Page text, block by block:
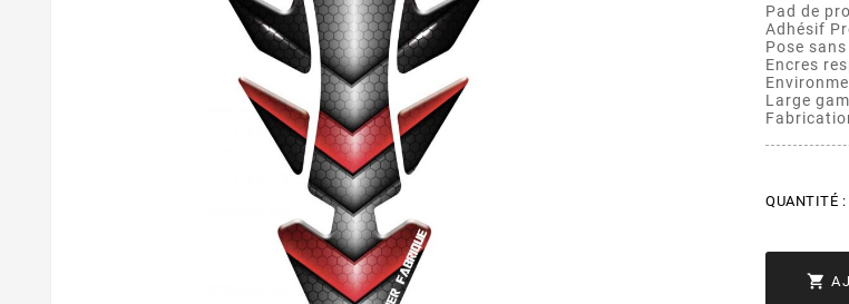
Pad de
Adhésif
Pose
Encres
Large
QUANTITÉ :
